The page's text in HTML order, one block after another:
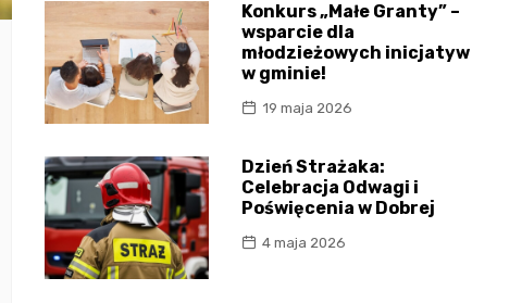
Konkurs „Małe Granty” –
wsparcie dla
młodzieżowych inicjatyw
w gminie!
19 maja 2026
Dzień Strażaka:
Celebracja Odwagi i
Poświęcenia w Dobrej
4 maja 2026